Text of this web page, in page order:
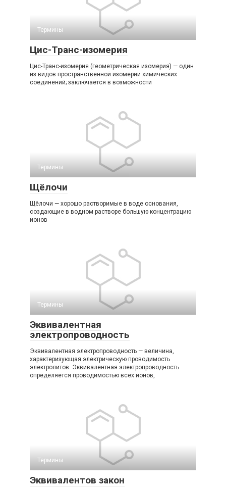
Термины
Цис-Транс-изомерия
Цис-Транс-изомерия (геометрическая изомерия) — один
из видов пространственной изомерии химических
соединений; заключается в возможности
Термины
Щёлочи
Щёлочи — хорошо растворимые в воде основания,
создающие в водном растворе большую концентрацию
ионов
Термины
Эквивалентная
электропроводность
Эквивалентная электропроводность — величина,
характеризующая электрическую проводимость
электролитов. Эквивалентная электропроводность
определяется проводимостью всех ионов,
Термины
Эквивалентов закон